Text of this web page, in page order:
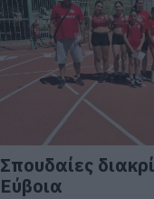
Σπουδαίες
Εύβοια